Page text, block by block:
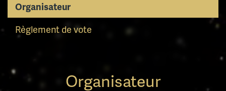
Organisateur
Règlement de vote
Organisateur